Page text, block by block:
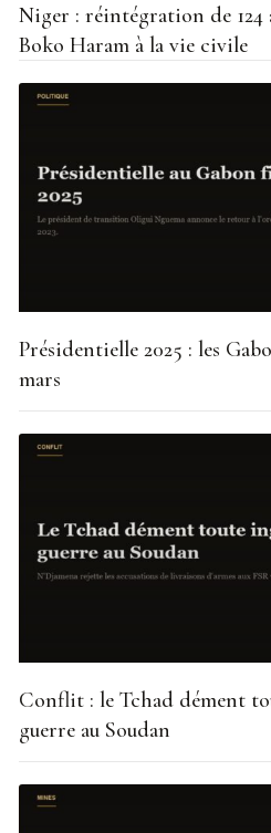
Niger : réintégration de 124
Boko Haram à la vie civile
Présidentielle 2025 : les
mars
Conflit : le Tchad dément
guerre au Soudan